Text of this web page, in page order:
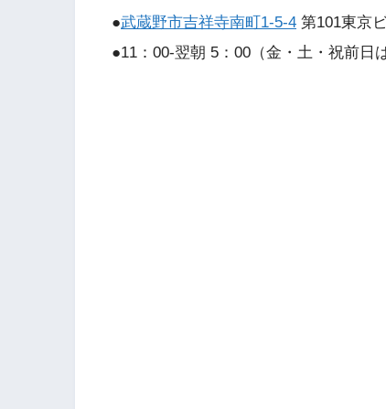
●武蔵野市吉祥寺南町1-5-4 第101東京
●11：00-翌朝 5：00（金・土・祝前日